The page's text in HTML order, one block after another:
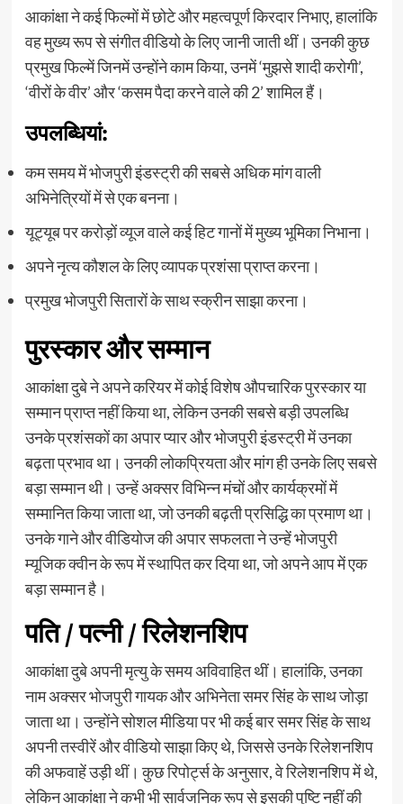
आकांक्षा ने कई फिल्मों में छोटे और महत्वपूर्ण किरदार निभाए, हालांकि
वह मुख्य रूप से संगीत वीडियो के लिए जानी जाती थीं। उनकी कुछ
प्रमुख फिल्में जिनमें उन्होंने काम किया, उनमें ‘मुझसे शादी करोगी’,
‘वीरों के वीर’ और ‘कसम पैदा करने वाले की 2’ शामिल हैं।
उपलब्धियां:
कम समय में भोजपुरी इंडस्ट्री की सबसे अधिक मांग वाली
अभिनेत्रियों में से एक बनना।
यूट्यूब पर करोड़ों व्यूज वाले कई हिट गानों में मुख्य भूमिका निभाना।
अपने नृत्य कौशल के लिए व्यापक प्रशंसा प्राप्त करना।
प्रमुख भोजपुरी सितारों के साथ स्क्रीन साझा करना।
पुरस्कार और सम्मान
आकांक्षा दुबे ने अपने करियर में कोई विशेष औपचारिक पुरस्कार या
सम्मान प्राप्त नहीं किया था, लेकिन उनकी सबसे बड़ी उपलब्धि
उनके प्रशंसकों का अपार प्यार और भोजपुरी इंडस्ट्री में उनका
बढ़ता प्रभाव था। उनकी लोकप्रियता और मांग ही उनके लिए सबसे
बड़ा सम्मान थी। उन्हें अक्सर विभिन्न मंचों और कार्यक्रमों में
सम्मानित किया जाता था, जो उनकी बढ़ती प्रसिद्धि का प्रमाण था।
उनके गाने और वीडियोज की अपार सफलता ने उन्हें भोजपुरी
म्यूजिक क्वीन के रूप में स्थापित कर दिया था, जो अपने आप में एक
बड़ा सम्मान है।
पति / पत्नी / रिलेशनशिप
आकांक्षा दुबे अपनी मृत्यु के समय अविवाहित थीं। हालांकि, उनका
नाम अक्सर भोजपुरी गायक और अभिनेता समर सिंह के साथ जोड़ा
जाता था। उन्होंने सोशल मीडिया पर भी कई बार समर सिंह के साथ
अपनी तस्वीरें और वीडियो साझा किए थे, जिससे उनके रिलेशनशिप
की अफवाहें उड़ी थीं। कुछ रिपोर्ट्स के अनुसार, वे रिलेशनशिप में थे,
लेकिन आकांक्षा ने कभी भी सार्वजनिक रूप से इसकी पुष्टि नहीं की